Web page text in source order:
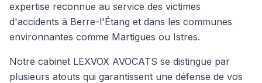
expertise reconnue au service des victimes
d'accidents à Berre-l'Étang et dans les communes
environnantes comme Martigues ou Istres.
Notre cabinet LEXVOX AVOCATS se distingue par
plusieurs atouts qui garantissent une défense de vos